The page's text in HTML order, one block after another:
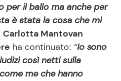
per il ballo ma anche per
è stata la cosa che mi
Carlotta Mantovan
ha continuato: “Io sono
così netti sulla
me che hanno